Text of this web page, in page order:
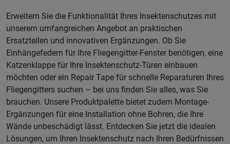
Erweitern Sie die Funktionalität Ihres Insektenschutzes mit
unserem umfangreichen Angebot an praktischen
Ersatzteilen und innovativen Ergänzungen. Ob Sie
Einhängefedern für Ihre Fliegengitter-Fenster benötigen, eine
Katzenklappe für Ihre Insektenschutz-Türen einbauen
möchten oder ein Repair Tape für schnelle Reparaturen Ihres
Fliegengitters suchen – bei uns finden Sie alles, was Sie
brauchen. Unsere Produktpalette bietet zudem Montage-
Ergänzungen für eine Installation ohne Bohren, die Ihre
Wände unbeschädigt lässt. Entdecken Sie jetzt die idealen
Lösungen, um Ihren Insektenschutz nach Ihren Bedürfnissen